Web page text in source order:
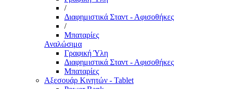
/
Διαφημιστικά Σταντ - Αφισοθήκες
/
Μπαταρίες
Αναλώσιμα
Γραφική Ύλη
Διαφημιστικά Σταντ - Αφισοθήκες
Μπαταρίες
Αξεσουάρ Κινητών - Tablet